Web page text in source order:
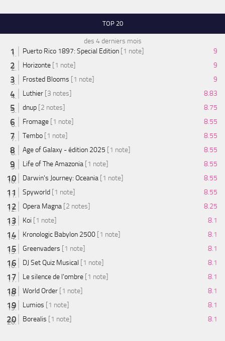
TOP 20
des 4 derniers mois
Puerto Rico 1897: Special Edition [1 note]
9
Horizonte [1 note]
9
Frosted Blooms [1 note]
9
Luthier [3 notes]
8.83
dnup [2 notes]
8.75
Fromage [1 note]
8.55
Tembo [1 note]
8.55
Age of Galaxy - édition 2025 [1 note]
8.55
Life of The Amazonia [1 note]
8.55
Darwin's Journey: Oceania [1 note]
8.55
Spyworld [1 note]
8.55
Opera Magna [2 notes]
8.25
Koi [1 note]
8.1
Kronologic Babylon 2500 [1 note]
8.1
Greenvaders [1 note]
8.1
DJ Set Quiz Musical [1 note]
8.1
Le silence de l'ombre [1 note]
8.1
World Order [1 note]
8.1
Lumios [1 note]
8.1
Borealis [1 note] 8.1